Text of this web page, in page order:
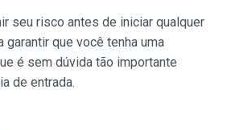
seu risco antes de iniciar qualquer
garantir que você tenha uma
é sem dúvida tão importante
de entrada.